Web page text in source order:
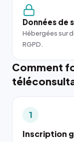
Données de
Hébergées sur
RGPD.
Comment
1
Inscription